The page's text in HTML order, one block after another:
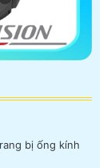
bị ống kính